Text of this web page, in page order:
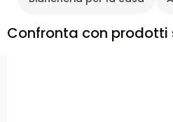
Confronta con prodotti